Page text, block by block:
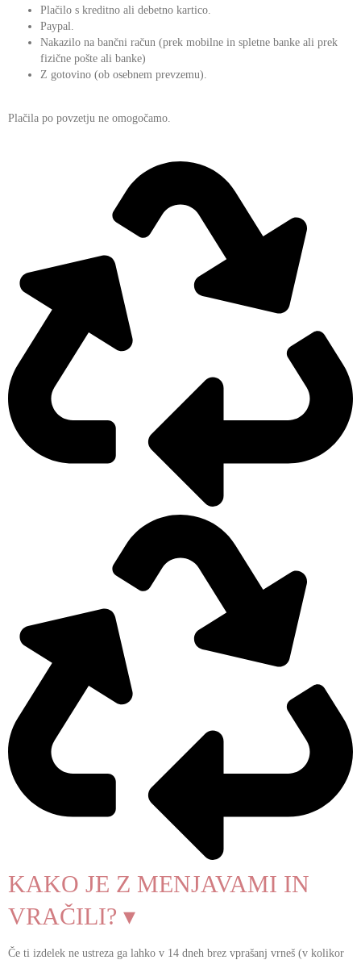
Plačilo s kreditno ali debetno kartico.
Paypal.
Nakazilo na bančni račun (prek mobilne in spletne banke ali prek
fizične pošte ali banke)
Z gotovino (ob osebnem prevzemu).
Plačila po povzetju ne omogočamo.
KAKO JE Z MENJAVAMI IN
VRAČILI? ▾
Če ti izdelek ne ustreza ga lahko v 14 dneh brez vprašanj vrneš (v kolikor